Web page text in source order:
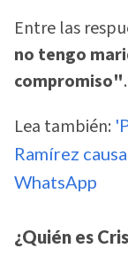
Entre las
no tengo
compromiso".
Lea también:
Ramírez
WhatsApp
¿Quién es